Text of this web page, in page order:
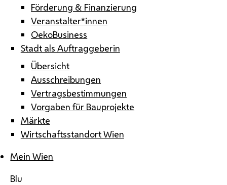
Förderung & Finanzierung
Veranstalter*innen
OekoBusiness
Stadt als Auftraggeberin
Übersicht
Ausschreibungen
Vertragsbestimmungen
Vorgaben für Bauprojekte
Märkte
Wirtschaftsstandort Wien
Mein Wien
Blu